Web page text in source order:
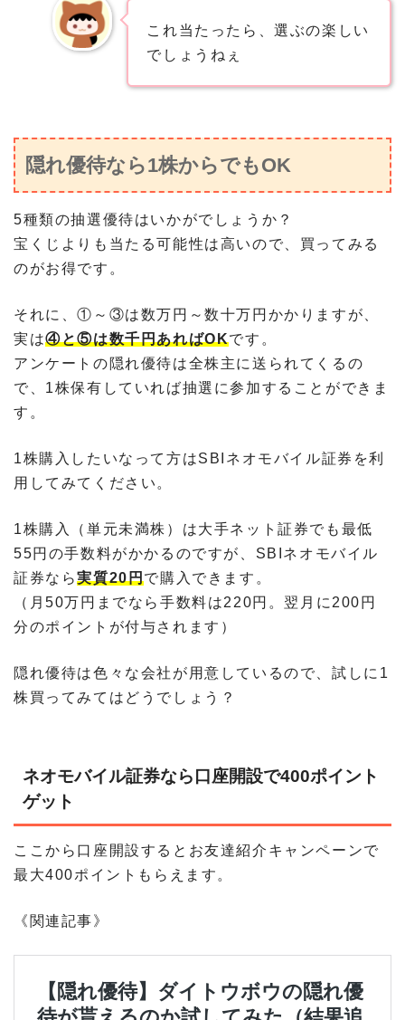
これ当たったら、選ぶの楽しい
でしょうねぇ
隠れ優待なら1株からでもOK
5種類の抽選優待はいかがでしょうか？
宝くじよりも当たる可能性は高いので、買ってみる
のがお得です。
それに、①～③は数万円～数十万円かかりますが、
実は④と⑤は数千円あればOKです。
アンケートの隠れ優待は全株主に送られてくるの
で、1株保有していれば抽選に参加することができま
す。
1株購入したいなって方はSBIネオモバイル証券を利
用してみてください。
1株購入（単元未満株）は大手ネット証券でも最低
55円の手数料がかかるのですが、SBIネオモバイル
証券なら実質20円で購入できます。
（月50万円までなら手数料は220円。翌月に200円
分のポイントが付与されます）
隠れ優待は色々な会社が用意しているので、試しに1
株買ってみてはどうでしょう？
ネオモバイル証券なら口座開設で400ポイント
ゲット
ここから口座開設するとお友達紹介キャンペーンで
最大400ポイントもらえます。
《関連記事》